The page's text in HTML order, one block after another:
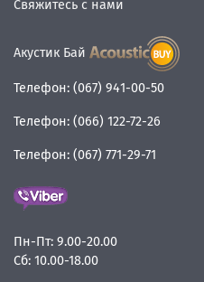
Свяжитесь с нами
Акустик Бай
Телефон: (067) 941-00-50
Телефон: (066) 122-72-26
Телефон: (067) 771-29-71
Пн-Пт: 9.00-20.00
Сб: 10.00-18.00